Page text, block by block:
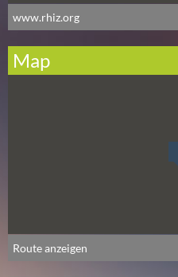
O
R
G
E
H
www.rhiz.org
Map
Route anzeigen